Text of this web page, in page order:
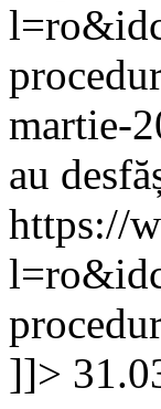
martie-
au
https://
]]>